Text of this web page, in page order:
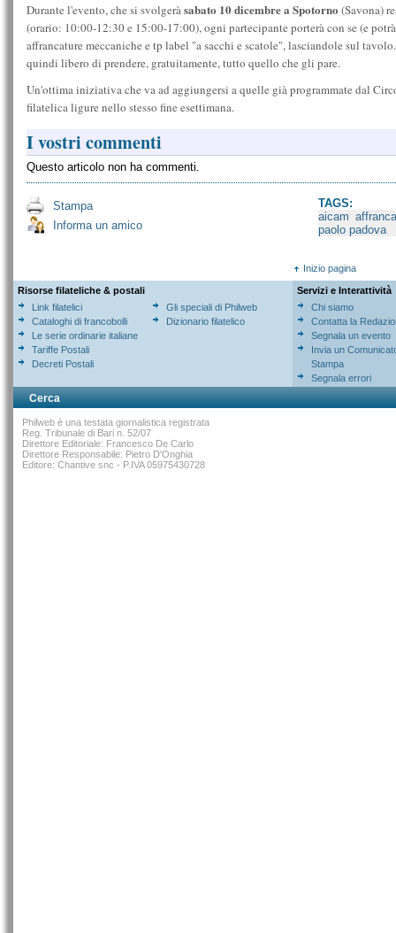
Durante l'evento, che si svolgeràsabato 10 dicembre a Spotorno (Savona)
(orario: 10:00-12:30 e 15:00-17:00), ogni partecipante porterà con se (e
affrancature meccaniche e tp label "a sacchi e scatole", lasciandole sul
quindi libero di prendere, gratuitamente, tutto quello che gli pare.
Un'ottima iniziativa che va ad aggiungersi a quelle già programmate dal
filatelica ligure nello stesso fine esettimana.
I vostri commenti
Questo articolo non ha commenti.
Stampa
Informa un amico
TAGS:
aicam
paolo padova
Inizio pagina
Risorse filateliche & postali
Link filatelici
Cataloghi di francobolli
Le serie ordinarie italiane
Tariffe Postali
Decreti Postali
Gli speciali di Philweb
Dizionario filatelico
Servizi e Interattività
Chi siamo
Contatta la
Segnala un evento
Invia un
Stampa
Segnala errori
Cerca
Philweb è una testata giornalistica registrata
Reg. Tribunale di Bari n. 52/07
Direttore Editoriale: Francesco De Carlo
Direttore Responsabile: Pietro D'Onghia
Editore: Chantive snc - P.IVA 05975430728